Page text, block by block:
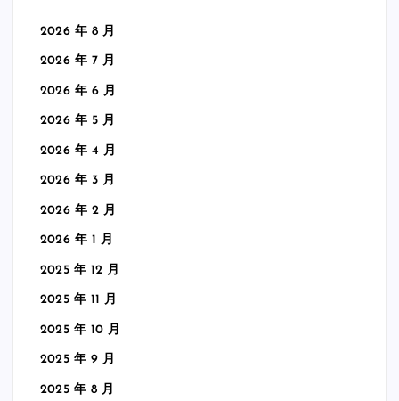
2026 年 8 月
2026 年 7 月
2026 年 6 月
2026 年 5 月
2026 年 4 月
2026 年 3 月
2026 年 2 月
2026 年 1 月
2025 年 12 月
2025 年 11 月
2025 年 10 月
2025 年 9 月
2025 年 8 月